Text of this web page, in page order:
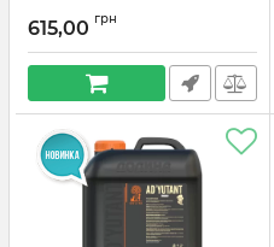
615,00 грн